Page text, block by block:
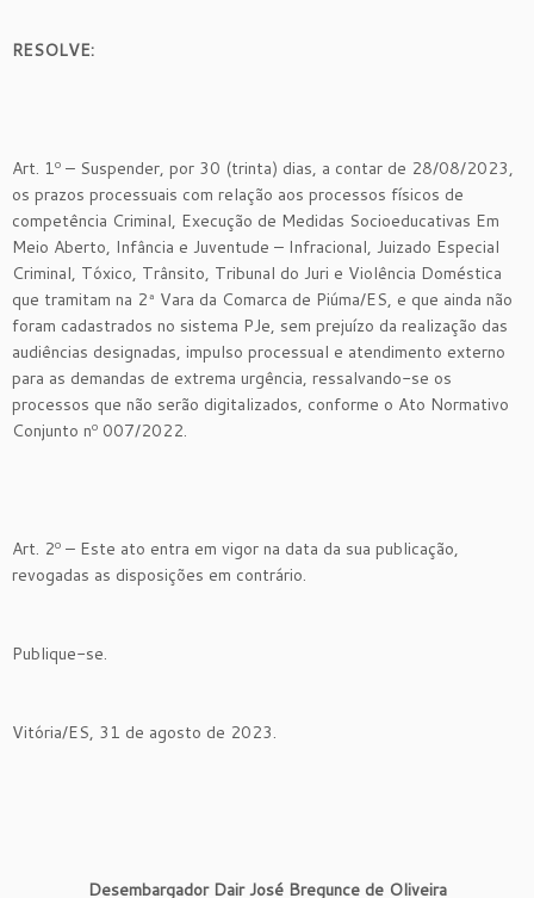
RESOLVE:
Art. 1º – Suspender, por 30 (trinta) dias, a contar de 28/08/2023,
os prazos processuais com relação aos processos físicos de
competência Criminal, Execução de Medidas Socioeducativas Em
Meio Aberto, Infância e Juventude – Infracional, Juizado Especial
Criminal, Tóxico, Trânsito, Tribunal do Juri e Violência Doméstica
que tramitam na 2ª Vara da Comarca de Piúma/ES, e que ainda não
foram cadastrados no sistema PJe, sem prejuízo da realização das
audiências designadas, impulso processual e atendimento externo
para as demandas de extrema urgência, ressalvando-se os
processos que não serão digitalizados, conforme o Ato Normativo
Conjunto nº 007/2022.
Art. 2º – Este ato entra em vigor na data da sua publicação,
revogadas as disposições em contrário.
Publique-se.
Vitória/ES, 31 de agosto de 2023.
Desembargador Dair José Bregunce de Oliveira